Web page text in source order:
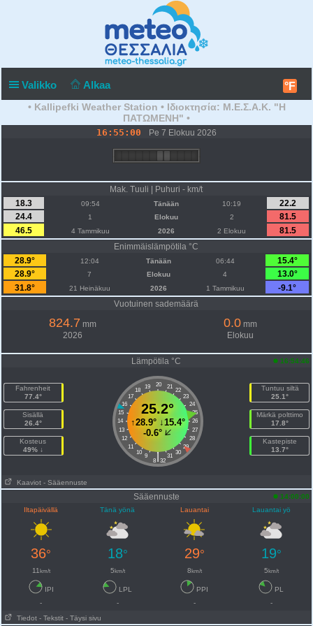
Valikko Alkaa °F
• Kallipefki Weather Station • Ιδιοκτησία: Μ.Ε.Σ.Α.Κ. "Η
ΠΑΤΩΜΕΝΗ" •
16:55:00 Pe 7 Elokuu 2026
Mak. Tuuli | Puhuri - km/t
18.3
09:54 Tänään 10:19
22.2
24.4
1 Elokuu 2
81.5
46.5
4 Tammikuu 2026 2 Elokuu
81.5
Enimmäislämpötila °C
28.9°
12:04 Tänään 06:44
15.4°
28.9°
7 Elokuu 4
13.0°
31.8°
21 Heinäkuu 2026 1 Tammikuu
-9.1°
Vuotuinen sademäärä
824.7 mm
2026
0.0mm
Elokuu
Lämpötila °C 16:54:46
Fahrenheit
77.4°
Sisällä
26.4°
Kosteus
49% ↓
20
19 21
18
22
17
23
16
24
15
25
14
26
13
27
12
28
11
29
10
30
9 31
|
8 32
25.2°
↑28.9°↓15.4°
-0.6°
Tuntuu siltä
25.1°
Märkä polttimo
17.8°
Kastepiste
13.7°
Kaaviot - Sääennuste
Sääennuste
14:00:00
Iltapäivällä
Tänä yönä Lauantai Lauantai yö
36° 18° 29° 19°
11 km/t 5km/t 8km/t 5km/t
IPI LPL PPI
PL
-
- -
-
Tiedot - Tekstit - Täysi sivu